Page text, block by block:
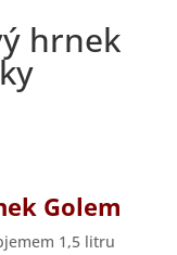
hrnek
Golem
1,5 litru